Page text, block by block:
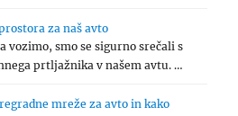
za naš avto
vozimo, smo se sigurno srečali s
prtljažnika v našem avtu. …
mreže za avto in kako